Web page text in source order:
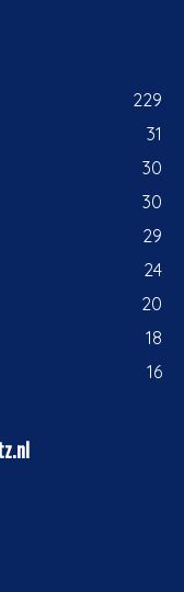
229
31
30
30
29
24
20
18
16